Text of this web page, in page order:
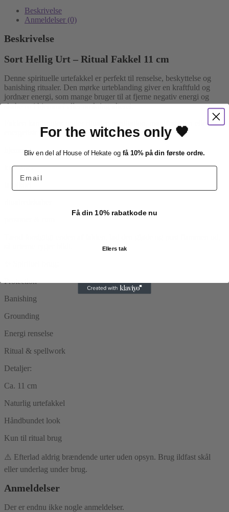
Ritual
Fakkel
cm
antal
Beskrivelse
Anmeldelser (0)
Beskrivelse
Sort Hellig Urt – Ritual Fakkel 11 cm
Denne spirituelle urtefakkel er perfekt til renselse, beskyttelse og
banishing ritualer. Den mørke urteblanding giver en kraftfuld og
jordnær energi, som mange bruger til at fjerne negativ energi og
skabe ro i hjemmet eller omkring alteret.
Faklen kan bruges under ritualer, meditation, manifestation eller til
energetisk cleansing af:
hjemmet
krystaller
Protection
Banishing
Grounding
Energi renselse
Ritual & spellwork
Detaljer:
Ca. 11 cm
Naturlig urtefakkel
Håndbundet look
Kun til ritual brug
⚠️ Efterlad aldrig brændende urter uden opsyn. Brug ildfast skål
eller underlag under brug.
Anmeldelser
Der er endnu ikke nogle anmeldelser.
For the witches only 🖤
Bliv en del af House of Hekate og få 10% på din første ordre.
Email
Få din 10% rabatkode nu
Ellers tak